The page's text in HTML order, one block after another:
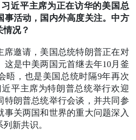
近平主席为正在访华的美国总
事活动，国内外高度关注。中方
况？
席邀请，美国总统特朗普正在对
这是中美两国元首继去年10月釜
晤，也是美国总统时隔9年再次
平主席为特朗普总统举行欢迎
特朗普总统举行会谈，并共同参
事关两国和世界的重大问题深入
新共识。